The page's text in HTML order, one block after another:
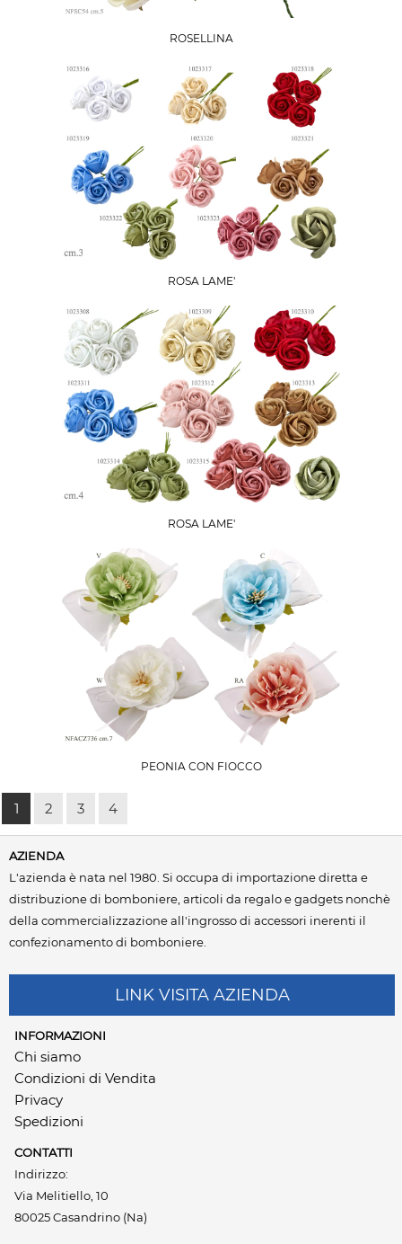
ROSELLINA
ROSA LAME'
ROSA LAME'
PEONIA CON FIOCCO
1 2 3 4
AZIENDA
L'azienda è nata nel 1980. Si occupa di importazione diretta e
distribuzione di bomboniere, articoli da regalo e gadgets nonchè
della commercializzazione all'ingrosso di accessori inerenti il
confezionamento di bomboniere.
LINK VISITA AZIENDA
INFORMAZIONI
Chi siamo
Condizioni di Vendita
Privacy
Spedizioni
CONTATTI
Indirizzo:
Via Melitiello, 10
80025 Casandrino (Na)